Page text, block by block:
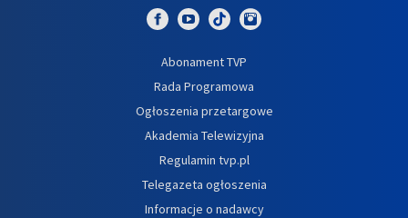
Abonament TVP
Rada Programowa
Ogłoszenia przetargowe
Akademia Telewizyjna
Regulamin tvp.pl
Telegazeta ogłoszenia
Informacje o nadawcy